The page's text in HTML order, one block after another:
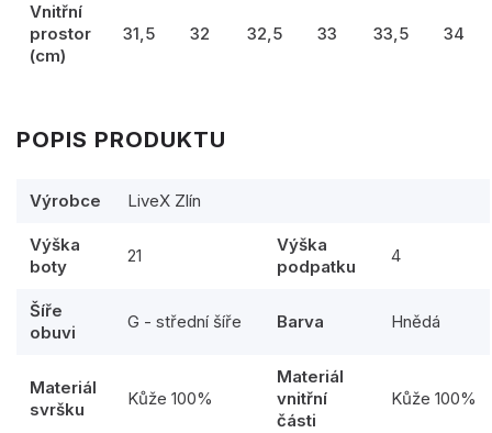
Vnitřní
prostor
(cm)
31,5 32 32,5 33 33,5 34
POPIS PRODUKTU
Výrobce LiveX Zlín
Výška
boty
21
Výška
podpatku
4
Šíře
obuvi
G - střední šíře Barva Hnědá
Materiál
svršku
Kůže 100%
Materiál
vnitřní
části
Kůže 100%